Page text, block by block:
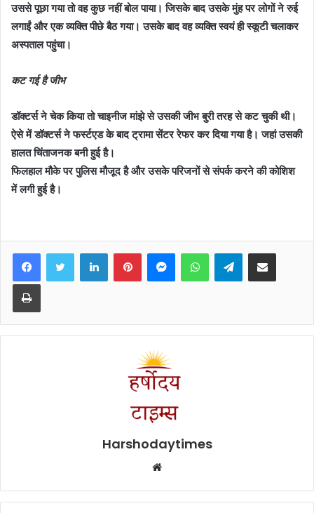
उससे पूछा गया तो वह कुछ नहीं बोल पाया। जिसके बाद उसके मुंह पर लोगों ने रुई
लगाईं और एक व्यक्ति पीछे बैठ गया। उसके बाद वह व्यक्ति स्वयं ही स्कूटी चलाकर
अस्पताल पहुंचा।
कट गई है जीभ
डॉक्टर्स ने चेक किया तो चाइनीज मांझे से उसकी जीभ बुरी तरह से कट चुकी थी।
ऐसे में डॉक्टर्स ने फर्स्टएड के बाद ट्रामा सेंटर रेफर कर दिया गया है। जहां उसकी
हालत चिंताजनक बनी हुई है।
फिलहाल मौके पर पुलिस मौजूद है और उसके परिजनों से संपर्क करने की कोशिश
में लगी हुई है।
FacebookTwitter LinkedInPinterestMessengerWhatsAppTelegramShare via Email
Print
Harshodaytimes
Website